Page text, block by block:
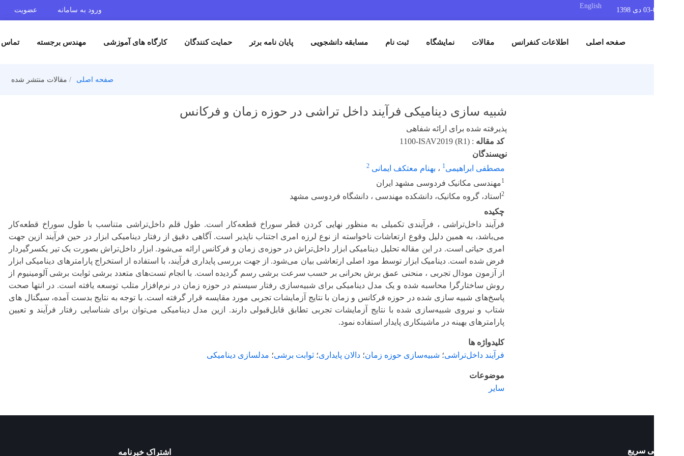
English
ورود به سامانه عضویت
صفحه اصلی اطلاعات کنفرانس مقالات نمایشگاه ثبت نام مسابقه دانشجویی پایان نامه برتر حمایت کنندگان کارگاه های آموزشی مهندس برجسته تماس با ما
صفحه اصلی مقالات منتشر شده
شبیه سازی دینامیکی فرآیند داخل تراشی در حوزه زمان و فرکانس
پذیرفته شده برای ارائه شفاهی
:
1100-ISAV2019 (R1)
نویسندگان
مصطفی ابراهیمی 1، بهنام معتکف ایمانی
مهندسی مکانیک فردوسی مشهد ایران
استاد، گروه مکانیک، دانشکده مهندسی ، دانشگاه فردوسی مشهد
فرآیند داخل‌تراشی ، فرآیندی تکمیلی به منظور نهایی کردن قطر سوراخ قطعه‌کار است. طول قلم داخل‌تراشی متناسب با طول سوراخ قطعه‌کار
می‌باشد، به همین دلیل وقوع ارتعاشات ناخواسته از نوع لرزه امری اجتناب ناپذیر است. آگاهی دقیق از رفتار دینامیکی ابزار در حین فرآیند ازین جهت
امری حیاتی است. در این مقاله تحلیل دینامیکی ابزار داخل‌تراش در حوزه‌ی زمان و فرکانس ارائه می‌شود. ابزار داخل‌تراش بصورت یک تیر یکسر‌گیردار
فرض شده است. دینامیک ابزار توسط مود اصلی ارتعاشی بیان می‌شود. از جهت بررسی پایداری فرآیند، با استفاده از استخراج پارامترهای دینامیکی ابزار
از آزمون مودال تجربی ، منحنی عمق برش بحرانی بر حسب سرعت برشی رسم گردیده است. با انجام تست‌های متعدد برشی ثوابت برشی آلومینیوم از
روش ساختارگرا محاسبه شده و یک مدل دینامیکی برای شبیه‌سازی رفتار سیستم در حوزه زمان در نرم‌افزار متلب توسعه یافته است. در انتها صحت
پاسخ‌های شبیه سازی شده در حوزه فرکانس و زمان با نتایج آزمایشات تجربی مورد مقایسه قرار گرفته است. با توجه به نتایج بدست آمده، سیگنال های
شتاب و نیروی شبیه‌سازی شده با نتایج آزمایشات تجربی تطابق قابل‌قبولی دارند. ازین مدل دینامیکی می‌توان برای شناسایی رفتار فرآیند و تعیین
پارامترهای بهینه در ماشینکاری پایدار استفاده نمود.
کلیدواژه ها
فرآیند داخل‌تراشی؛ شبیه‌سازی حوزه زمان؛ دالان پایداری؛ ثوابت برشی؛مدلسازی دینامیکی
موضوعات
اشتراک خبرنامه